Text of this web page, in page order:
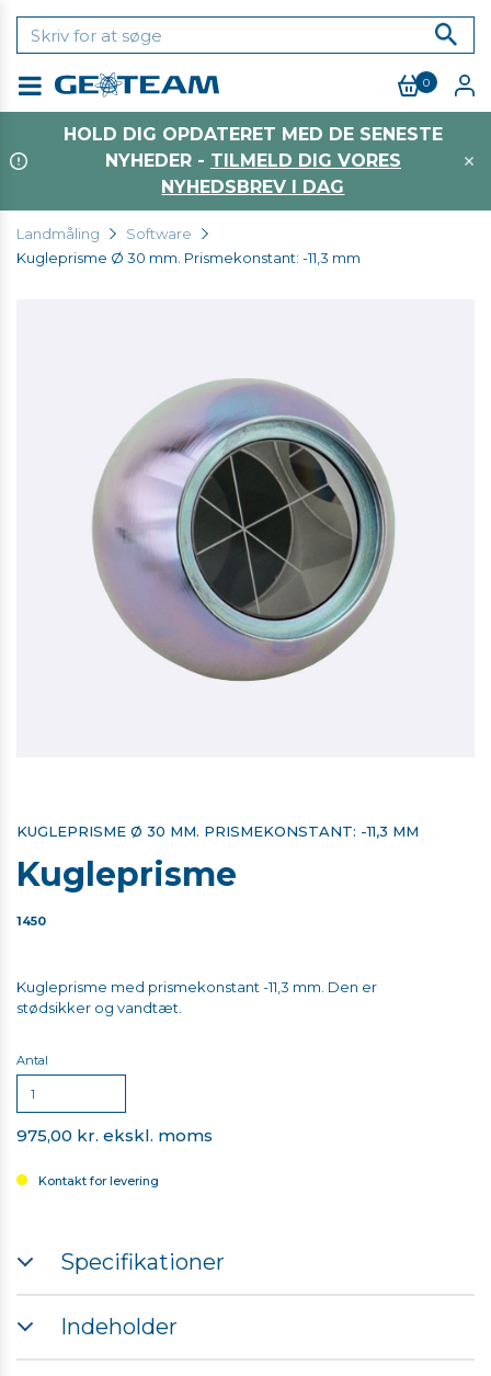
0
HOLD DIG OPDATERET MED DE SENESTE
NYHEDER - TILMELD DIG VORES
NYHEDSBREV I DAG
Landmåling
Software
Kugleprisme Ø 30 mm. Prismekonstant: -11,3 mm
KUGLEPRISME Ø 30 MM. PRISMEKONSTANT: -11,3 MM
Kugleprisme
1450
Kugleprisme med prismekonstant -11,3 mm. Den er
stødsikker og vandtæt.
Antal
975,00 kr. ekskl. moms
Kontakt for levering
Specifikationer
Prismekonstant: -11,3 mm
Afvigelse + / -0,1 mm
Indeholder